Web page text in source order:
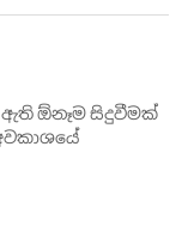
ඇති ඕනෑම සිදුවීමක්